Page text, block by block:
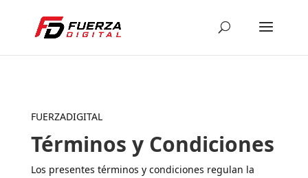
FUERZADIGITAL
Términos y Condiciones
Los presentes términos y condiciones regulan la